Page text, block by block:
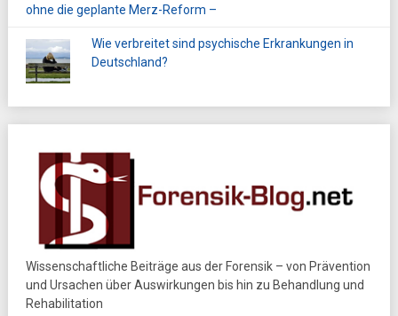
ohne die geplante Merz-Reform –
Wie verbreitet sind psychische Erkrankungen in
Deutschland?
Wissenschaftliche Beiträge aus der Forensik – von Prävention
und Ursachen über Auswirkungen bis hin zu Behandlung und
Rehabilitation